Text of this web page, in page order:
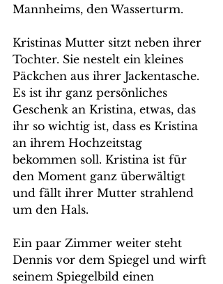
Mannheims, den Wasserturm.
Kristinas Mutter sitzt neben ihrer
Tochter. Sie nestelt ein kleines
Päckchen aus ihrer Jackentasche.
Es ist ihr ganz persönliches
Geschenk an Kristina, etwas, das
ihr so wichtig ist, dass es Kristina
an ihrem Hochzeitstag
bekommen soll. Kristina ist für
den Moment ganz überwältigt
und fällt ihrer Mutter strahlend
um den Hals.
Ein paar Zimmer weiter steht
Dennis vor dem Spiegel und wirft
seinem Spiegelbild einen